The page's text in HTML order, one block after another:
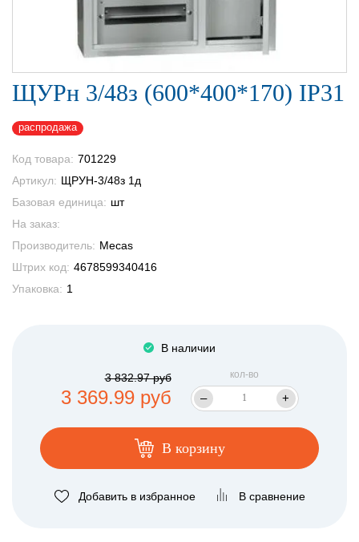
ЩУРн 3/48з (600*400*170) IP31
распродажа
Код товара: 701229
Артикул: ЩРУН-3/48з 1д
Базовая единица: шт
На заказ:
Производитель: Mecas
Штрих код: 4678599340416
Упаковка: 1
В наличии
3 832.97 руб
3 369.99 руб
кол-во
– +
В корзину
Добавить в избранное В сравнение